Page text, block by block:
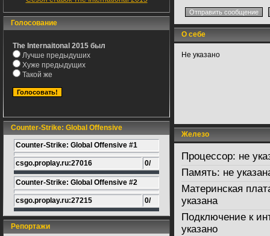
Голосование
The Internaitonal 2015 был
Лучше предыдуших
Хуже предыдущих
Такой же
Counter-Strike: Global Offensive
Counter-Strike: Global Offensive #1
csgo.proplay.ru:27016 0/
Counter-Strike: Global Offensive #2
csgo.proplay.ru:27215 0/
Репортажи
О себе
Не указано
Железо
Процессор: не
Память: не
Материнская
указана
Подключение к
указано